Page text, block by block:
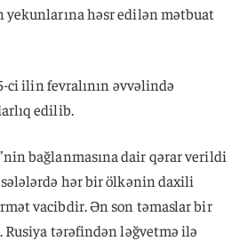
yekunlarına həsr edilən mətbuat
ilin fevralının əvvəlində
edilib.
bağlanmasına dair qərar verildi
hər bir ölkənin daxili
vacibdir. Ən son təmaslar bir
Rusiya tərəfindən ləğvetmə ilə